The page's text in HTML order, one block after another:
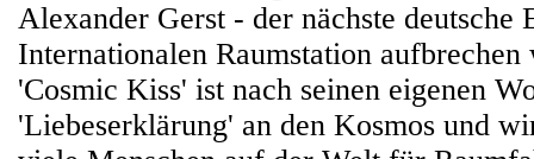
Alexander Gerst - der nächste deutsche
Internationalen Raumstation
'Cosmic Kiss' ist nach seinen eigenen
'Liebeserklärung' an den Kosmos und